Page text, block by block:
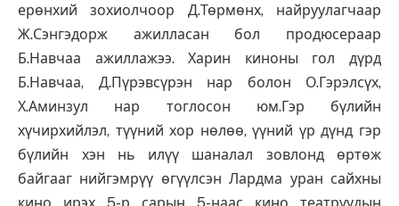
ерөнхий зохиолчоор Д.Төрмөнх, найруулагчаар
Ж.Сэнгэдорж ажилласан бол продюсераар
Б.Навчаа ажиллажээ. Харин киноны гол дүрд
Б.Навчаа, Д.Пүрэвсүрэн нар болон О.Гэрэлсүх,
Х.Аминзул нар тоглосон юм.Гэр бүлийн
хүчирхийлэл, түүний хор нөлөө, үүний үр дүнд гэр
бүлийн хэн нь илүү шаналал зовлонд өртөж
байгааг нийгэмрүү өгүүлсэн Лардма уран сайхны